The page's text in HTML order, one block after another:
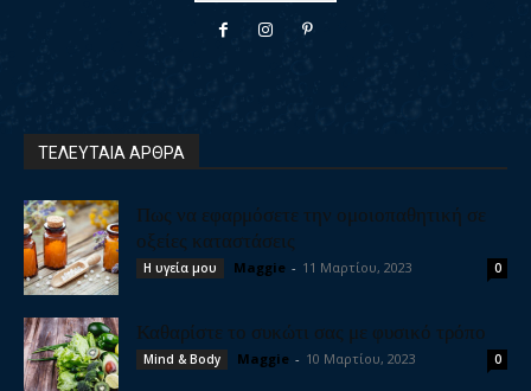
ΤΕΛΕΥΤΑΙΑ ΑΡΘΡΑ
Πως να εφαρμόσετε την ομοιοπαθητική σε
οξείες καταστάσεις
Η υγεία μου Maggie - 11 Μαρτίου, 2023 0
Καθαρίστε το συκώτι σας με φυσικό τρόπο
Mind & Body Maggie - 10 Μαρτίου, 2023 0